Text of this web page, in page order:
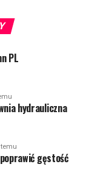
PL
hydrauliczna
gęstość